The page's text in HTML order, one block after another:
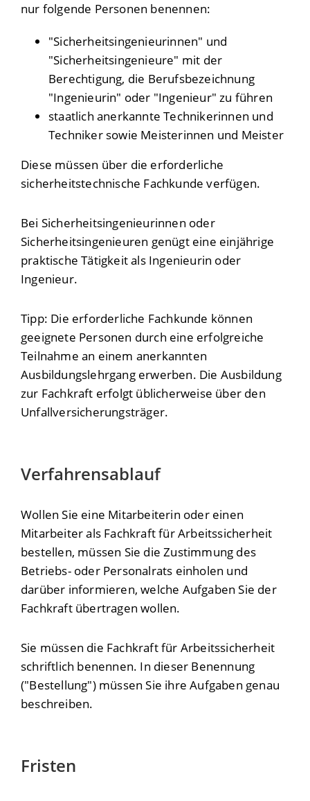
nur folgende Personen benennen:
"Sicherheitsingenieurinnen" und
"Sicherheitsingenieure" mit der
Berechtigung, die Berufsbezeichnung
"Ingenieurin" oder "Ingenieur" zu führen
staatlich anerkannte Technikerinnen und
Techniker sowie Meisterinnen und Meister
Diese müssen über die erforderliche
sicherheitstechnische Fachkunde verfügen.
Bei Sicherheitsingenieurinnen oder
Sicherheitsingenieuren genügt eine einjährige
praktische Tätigkeit als Ingenieurin oder
Ingenieur.
Tipp: Die erforderliche Fachkunde können
geeignete Personen durch eine erfolgreiche
Teilnahme an einem anerkannten
Ausbildungslehrgang erwerben. Die Ausbildung
zur Fachkraft erfolgt üblicherweise über den
Unfallversicherungsträger.
Verfahrensablauf
Wollen Sie eine Mitarbeiterin oder einen
Mitarbeiter als Fachkraft für Arbeitssicherheit
bestellen, müssen Sie die Zustimmung des
Betriebs- oder Personalrats einholen und
darüber informieren, welche Aufgaben Sie der
Fachkraft übertragen wollen.
Sie müssen die Fachkraft für Arbeitssicherheit
schriftlich benennen. In dieser Benennung
("Bestellung") müssen Sie ihre Aufgaben genau
beschreiben.
Fristen